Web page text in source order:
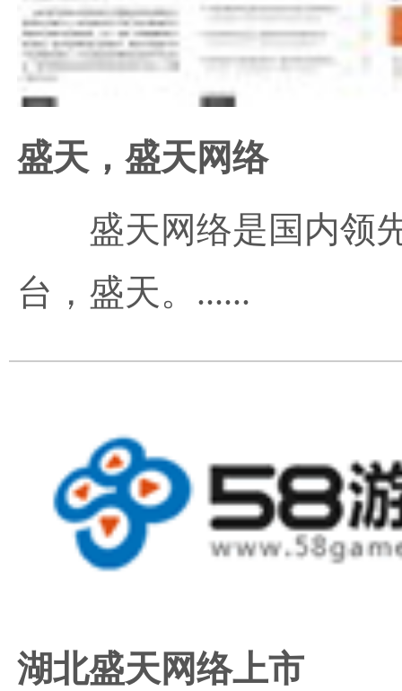
盛天，盛天网络
盛天网络是国内领
台，盛天。......
湖北盛天网络上市